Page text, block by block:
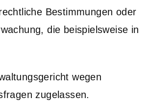
Bestimmungen oder
die beispielsweise in
wegen
zugelassen.